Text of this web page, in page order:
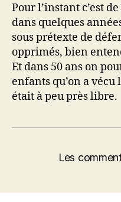
Pour l’instant c’est
dans quelques
sous prétexte de
opprimés, bien
Et dans 50 ans on
enfants qu’on a
était à peu près libre.
Les